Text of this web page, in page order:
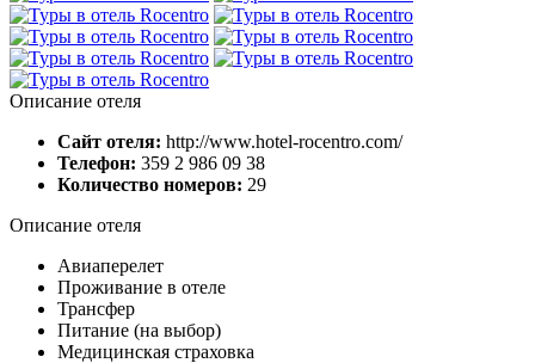
Описание отеля
Сайт отеля: http://www.hotel-rocentro.com/
Телефон: 359 2 986 09 38
Количество номеров: 29
Описание отеля
Авиаперелет
Проживание в отеле
Трансфер
Питание (на выбор)
Медицинская страховка